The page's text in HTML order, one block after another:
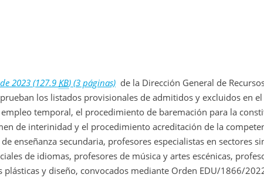
2023(127.9 KB) (3 páginas) de la Dirección General de
los listados provisionales de admitidos y excluidos en
temporal, el procedimiento de baremación para la
de interinidad y el procedimiento acreditación de la
enseñanza secundaria, profesores especialistas en sectores
de idiomas, profesores de música y artes escénicas,
plásticas y diseño, convocados mediante Orden EDU/1866/